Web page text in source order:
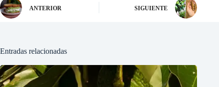
ANTERIOR SIGUIENTE
Entradas relacionadas